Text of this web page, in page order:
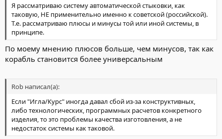
Я рассматриваю систему автоматической стыковки, как
таковую, НЕ применительно именно к советской (российской).
Т.е. рассматриваю плюсы и минусы той или иной системы, в
принципе.
По моему мнению плюсов больше, чем минусов, так как
корабль становится более универсальным
Rob написал(а):
Если "Игла/Курс" иногда давал сбой из-за конструктивных,
либо технологических, программных расчетов конкретного
изделия, то это проблемы качества изготовления, а не
недостаток системы как таковой.